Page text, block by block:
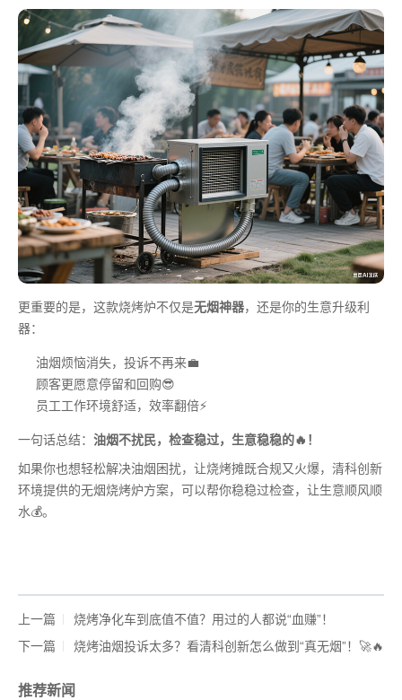
更重要的是，这款烧烤炉不仅是无烟神器，还是你的生意升级利
器：
油烟烦恼消失，投诉不再来💼
顾客更愿意停留和回购😎
员工工作环境舒适，效率翻倍⚡
一句话总结： 油烟不扰民，检查稳过，生意稳稳的🔥！
如果你也想轻松解决油烟困扰，让烧烤摊既合规又火爆，清科创新
环境提供的无烟烧烤炉方案，可以帮你稳稳过检查，让生意顺风顺
水💰。
上一篇
烧烤净化车到底值不值？用过的人都说“血赚”！
下一篇
烧烤油烟投诉太多？看清科创新怎么做到“真无烟”！🚀🔥
推荐新闻